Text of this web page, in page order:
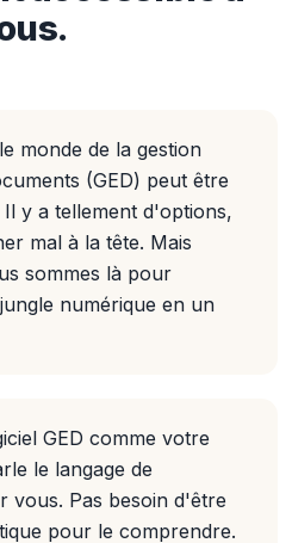
monde de la gestion
(GED) peut être
y a tellement d'options,
mal à la tête. Mais
sommes là pour
numérique en un
GED comme votre
le langage de
vous. Pas besoin d'être
pour le comprendre.